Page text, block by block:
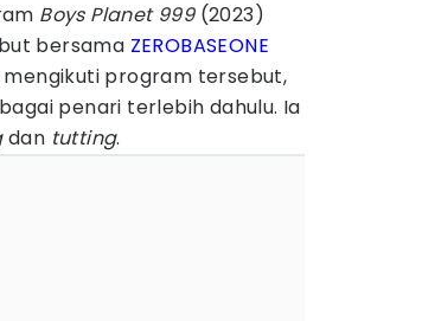
Boys Planet 999(2023)
bersama ZEROBASEONE
mengikuti program tersebut,
penari terlebih dahulu. Ia
dan tutting.